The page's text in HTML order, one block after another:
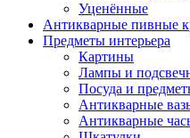
Уценённые
Антикварные пивные
Предметы интерьера
Картины
Лампы и
Посуда и
Антикварные
Антикварные